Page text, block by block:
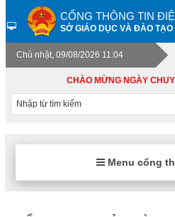
CỔNG THÔNG TIN
SỞ GIÁO DỤC VÀ ĐÀO TẠO
Chủ nhật, 09/08/2026 11:04
CHÀO MỪNG NGÀY
Menu cổng